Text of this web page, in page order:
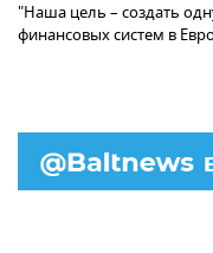
"Наша цель – создать
финансовых систем в